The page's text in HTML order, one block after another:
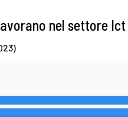
nel settore Ict